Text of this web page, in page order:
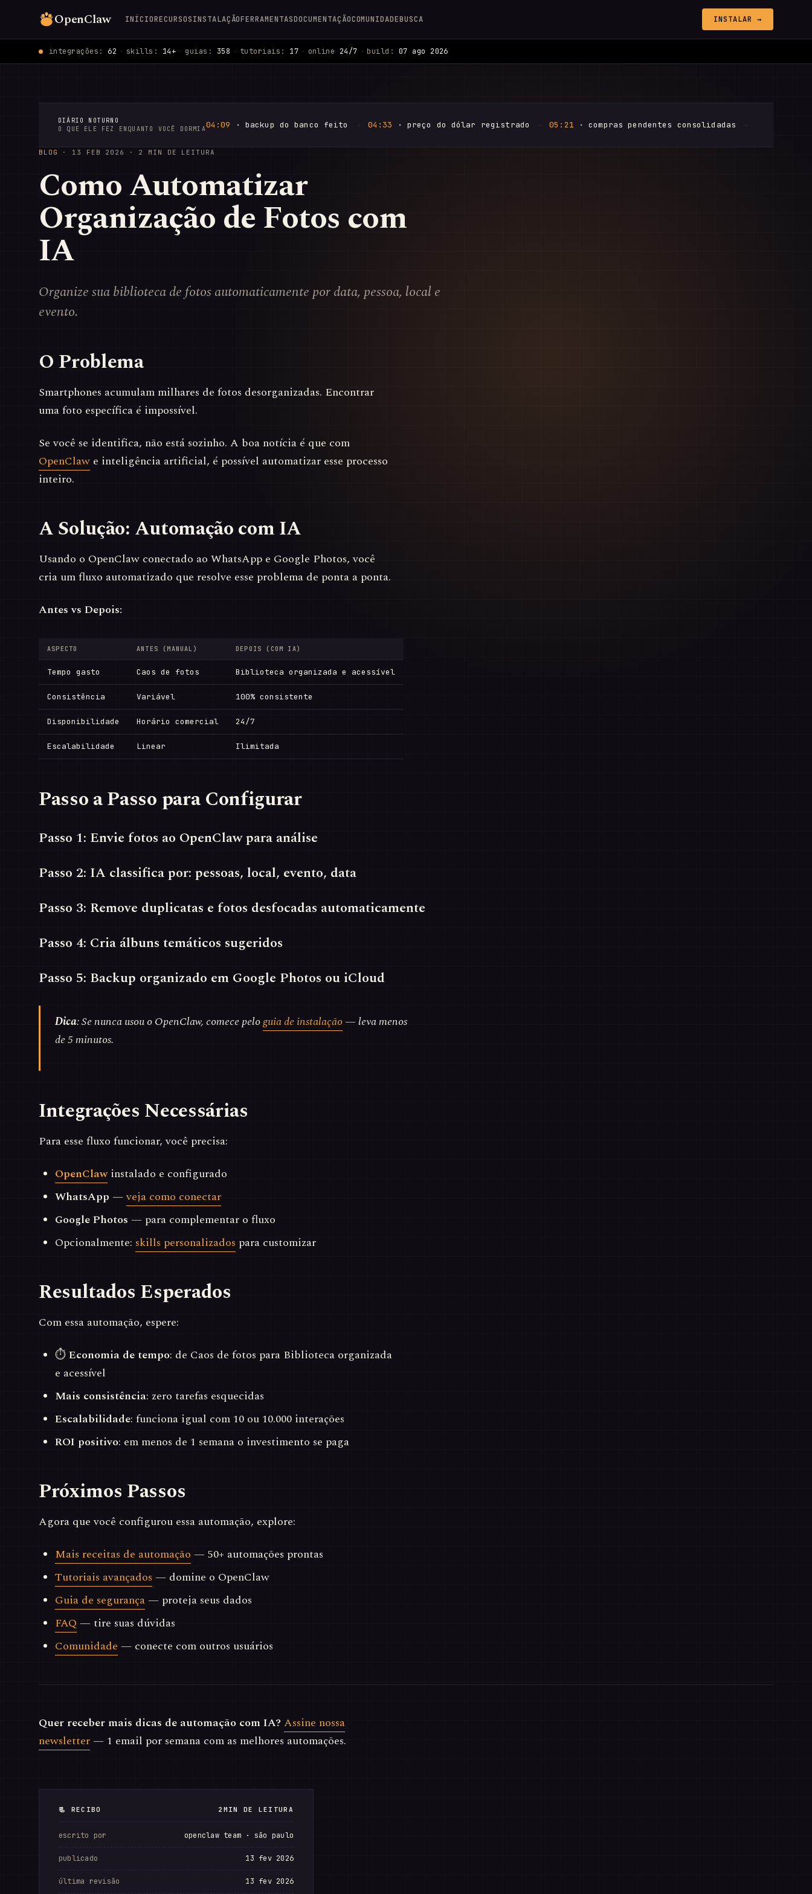
OpenClaw INÍCIORECURSOSINSTALAÇÃOFERRAMENTASDOCUMENTAÇÃOCOMUNIDADEBUSCA INSTALAR →
integrações: 62 · skills: 14+ · guias: 358 · tutoriais: 17 · online 24/7 · build: 07 ago 2026
DIÁRIO NOTURNO
O QUE ELE FEZ ENQUANTO VOCÊ DORMIA04:09 · backup do banco feito 04:33 · preço do dólar registrado 05:21 · compras pendentes consolidadas
BLOG · 13 FEB 2026 · 2 MIN DE LEITURA
Como Automatizar
Organização de Fotos com
IA
Organize sua biblioteca de fotos automaticamente por data, pessoa, local e
evento.
O Problema
Smartphones acumulam milhares de fotos desorganizadas. Encontrar
uma foto específica é impossível.
Se você se identifica, não está sozinho. A boa notícia é que com
OpenClaw e inteligência artificial, é possível automatizar esse processo
inteiro.
A Solução: Automação com IA
Usando o OpenClaw conectado ao WhatsApp e Google Photos, você
cria um fluxo automatizado que resolve esse problema de ponta a ponta.
Antes vs Depois:
ASPECTO ANTES (MANUAL) DEPOIS (COM IA)
Tempo gasto Caos de fotos Biblioteca organizada e acessível
Consistência Variável 100% consistente
Disponibilidade Horário comercial 24/7
Escalabilidade Linear Ilimitada
Passo a Passo para Configurar
Passo 1: Envie fotos ao OpenClaw para análise
Passo 2: IA classifica por: pessoas, local, evento, data
Passo 3: Remove duplicatas e fotos desfocadas automaticamente
Passo 4: Cria álbuns temáticos sugeridos
Passo 5: Backup organizado em Google Photos ou iCloud
Dica: Se nunca usou o OpenClaw, comece peloguia de instalação— leva menos
de 5 minutos.
Integrações Necessárias
Para esse fluxo funcionar, você precisa:
OpenClawinstalado e configurado
WhatsApp —veja como conectar
Google Photos — para complementar o fluxo
Opcionalmente: skills personalizados para customizar
Resultados Esperados
Com essa automação, espere:
⏱Economia de tempo: de Caos de fotos para Biblioteca organizada
e acessível
Mais consistência: zero tarefas esquecidas
Escalabilidade: funciona igual com 10 ou 10.000 interações
ROI positivo: em menos de 1 semana o investimento se paga
Próximos Passos
Agora que você configurou essa automação, explore:
Mais receitas de automação — 50+ automações prontas
Tutoriais avançados — domine o OpenClaw
Guia de segurança — proteja seus dados
FAQ — tire suas dúvidas
Comunidade — conecte com outros usuários
Quer receber mais dicas de automação com IA?Assine nossa
newsletter — 1 email por semana com as melhores automações.
📃 RECIBO 2MIN DE LEITURA
escrito por openclaw team · são paulo
publicado 13 fev 2026
última revisão 13 fev 2026